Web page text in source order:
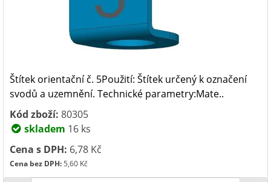
Štítek orientační č. 5Použití: Štítek určený k označení
svodů a uzemnění. Technické parametry:Mate..
Kód zboží: 80305
skladem 16 ks
Cena s DPH: 6,78 Kč
Cena bez DPH:5,60 Kč